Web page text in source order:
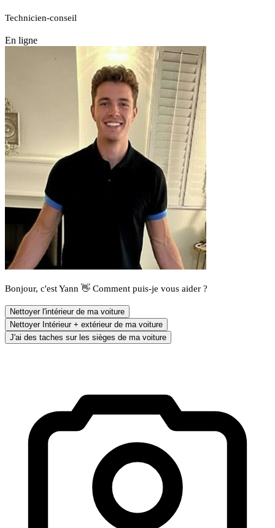
Technicien-conseil
En ligne
Bonjour, c'est Yann 👋 Comment puis-je vous aider ?
Nettoyer l'intérieur de ma voiture
Nettoyer Intérieur + extérieur de ma voiture
J'ai des taches sur les sièges de ma voiture